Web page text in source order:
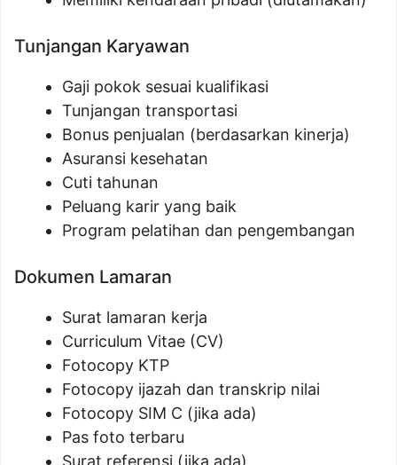
Tunjangan Karyawan
Gaji pokok sesuai kualifikasi
Tunjangan transportasi
Bonus penjualan (berdasarkan kinerja)
Asuransi kesehatan
Cuti tahunan
Peluang karir yang baik
Program pelatihan dan pengembangan
Dokumen Lamaran
Surat lamaran kerja
Curriculum Vitae (CV)
Fotocopy KTP
Fotocopy ijazah dan transkrip nilai
Fotocopy SIM C (jika ada)
Pas foto terbaru